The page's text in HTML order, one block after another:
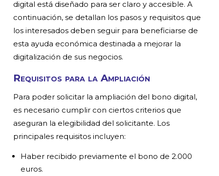
digital está diseñado para ser claro y accesible. A
continuación, se detallan los pasos y requisitos que
los interesados deben seguir para beneficiarse de
esta ayuda económica destinada a mejorar la
digitalización de sus negocios.
Requisitos para la Ampliación
Para poder solicitar la ampliación del bono digital,
es necesario cumplir con ciertos criterios que
aseguran la elegibilidad del solicitante. Los
principales requisitos incluyen:
Haber recibido previamente el bono de 2.000
euros.